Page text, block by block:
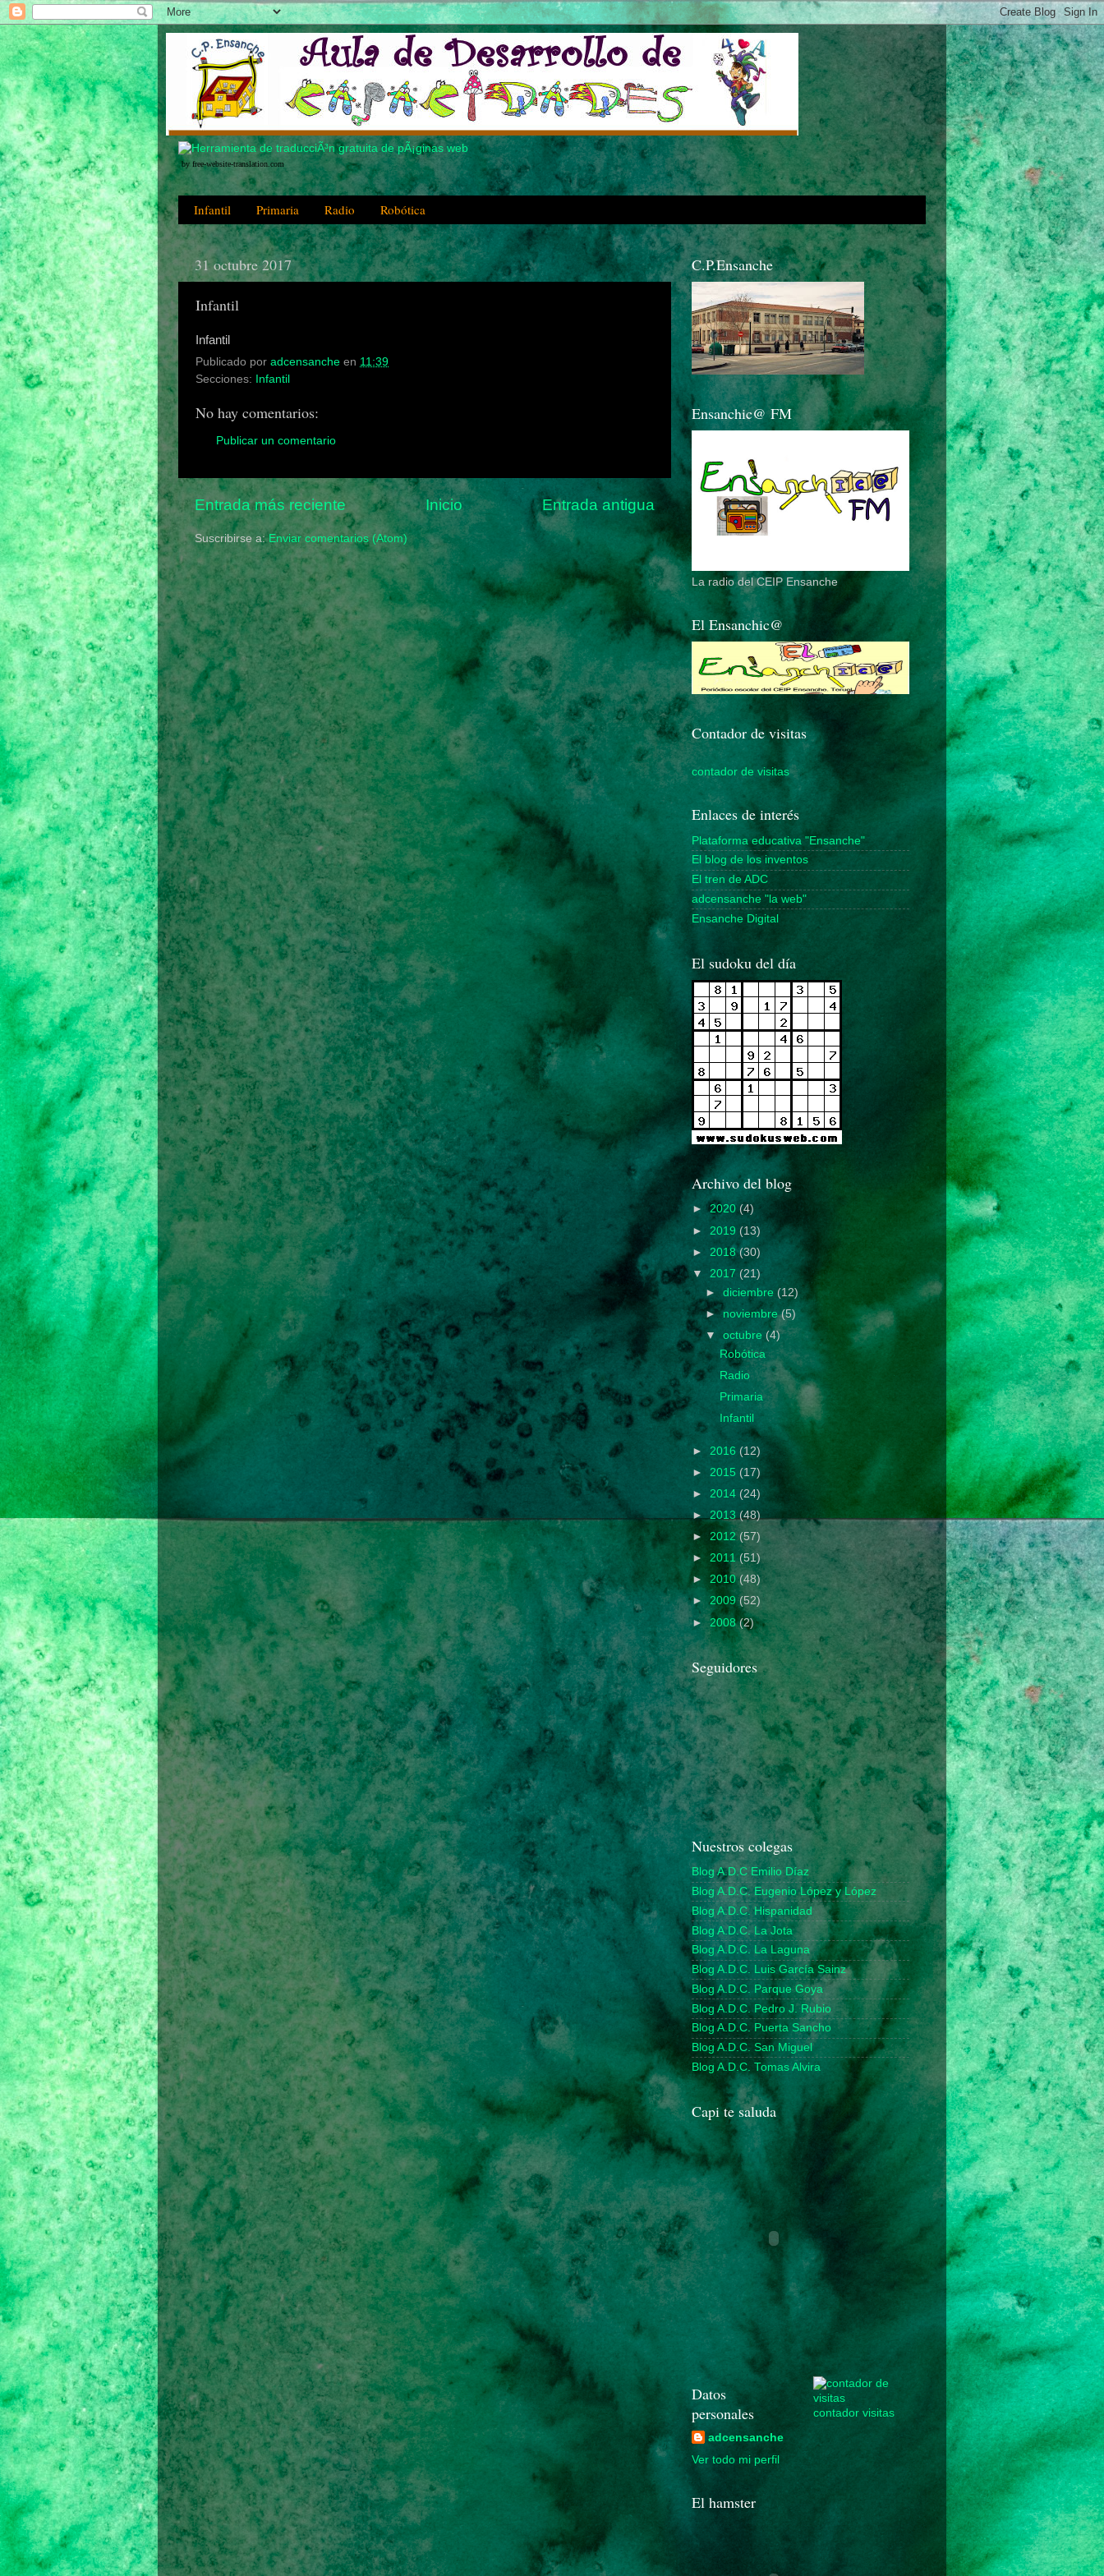
by free-website-translation.com
Infantil Primaria Radio Robótica
31 octubre 2017
Infantil
Infantil
Publicado por adcensanche en 11:39
Secciones:
Infantil
No hay comentarios:
Publicar un comentario
Entrada más reciente Entrada antigua
Inicio
Suscribirse a:Enviar comentarios (Atom)
C.P.Ensanche
Ensanchic@ FM
La radio del CEIP Ensanche
El Ensanchic@
Contador de visitas
contador de visitas
Enlaces de interés
Plataforma educativa "Ensanche"
El blog de los inventos
El tren de ADC
adcensanche "la web"
Ensanche Digital
El sudoku del día
Archivo del blog
►2020(4)
► 2019 (13)
► 2018(30)
▼ 2017 (21)
►diciembre (12)
►noviembre(5)
▼octubre (4)
Robótica
Radio
Primaria
Infantil
► 2016 (12)
► 2015 (17)
► 2014 (24)
► 2013 (48)
► 2012(57)
► 2011 (51)
► 2010(48)
►2009(52)
►2008(2)
Seguidores
Nuestros colegas
Blog A.D.C Emilio Díaz
Blog A.D.C. Eugenio López y López
Blog A.D.C. Hispanidad
Blog A.D.C. La Jota
Blog A.D.C. La Laguna
Blog A.D.C. Luis García Sainz
Blog A.D.C. Parque Goya
Blog A.D.C. Pedro J. Rubio
Blog A.D.C. Puerta Sancho
Blog A.D.C. San Miguel
Blog A.D.C. Tomas Alvira
Capi te saluda
Datos
personales
adcensanche
Ver todo mi perfil
contador visitas
El hamster